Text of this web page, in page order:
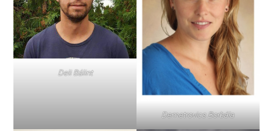
Deli Bálint
Demetrovics Borbála